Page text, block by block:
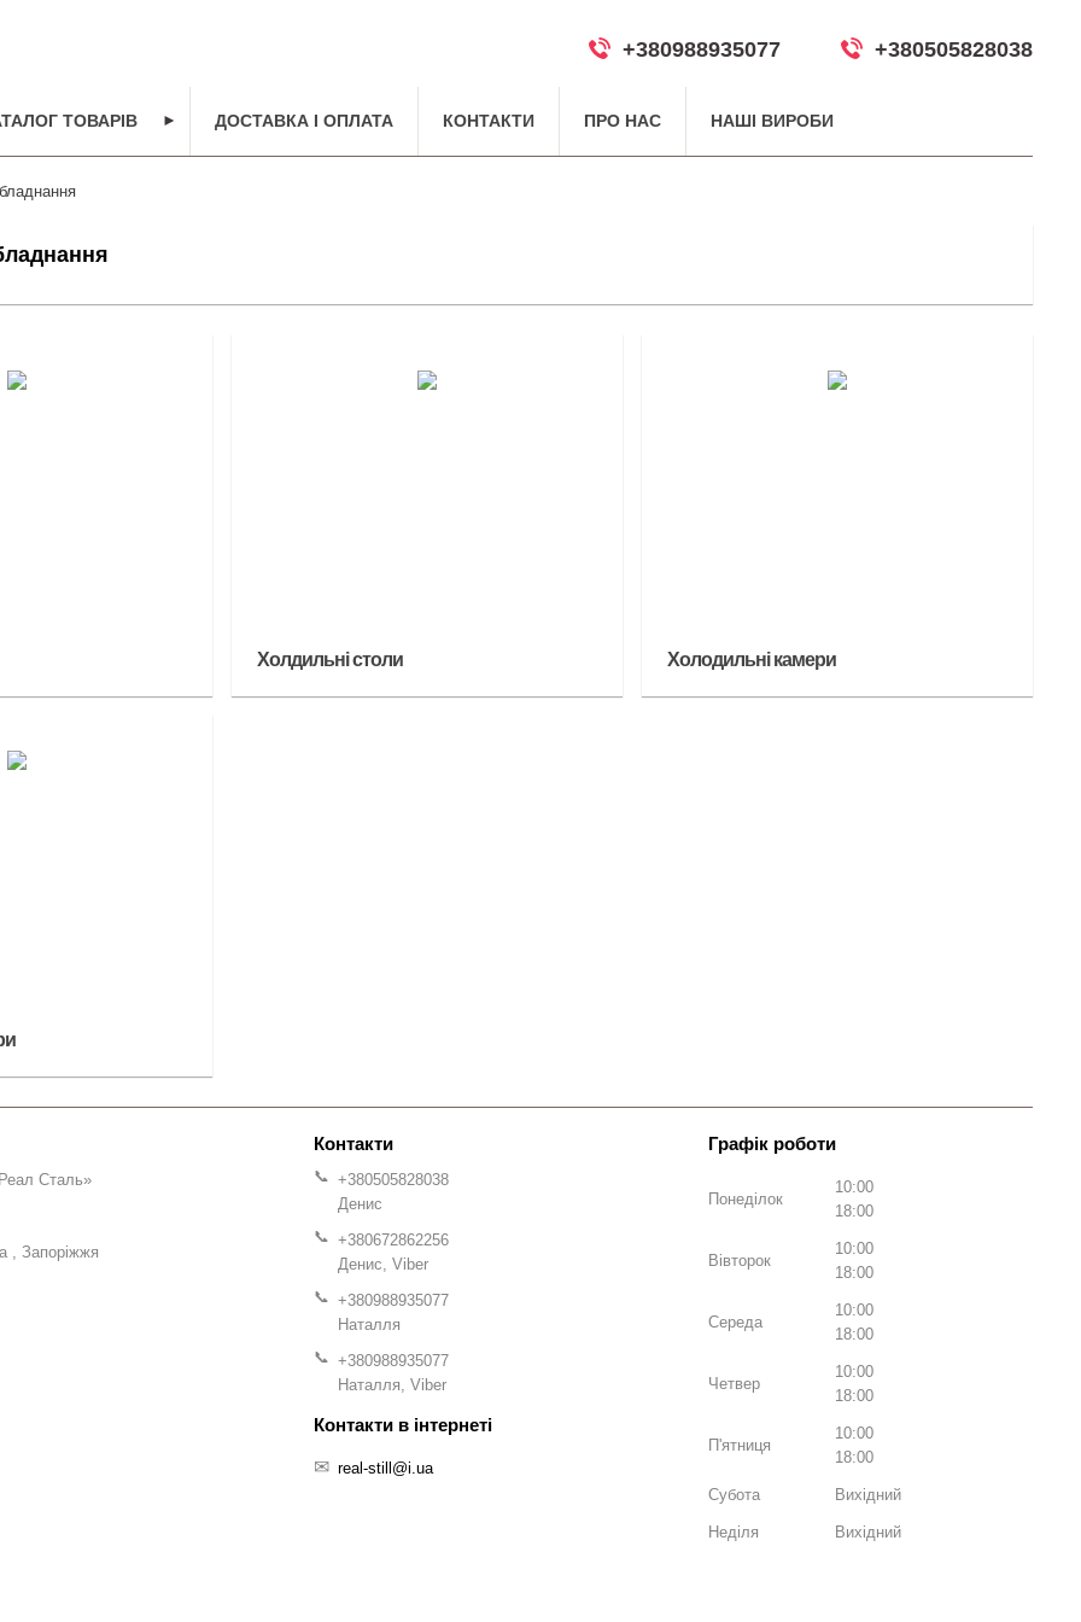
+380505828038
+380988935077
ТОВАРІВ ► ДОСТАВКА І ОПЛАТА КОНТАКТИ ПРО НАС НАШІ ВИРОБИ
Холдильні столи Холодильні камери
Сталь»
Запоріжжя
+380505828038
Денис
+380672862256
Денис, Viber
+380988935077
Наталля
+380988935077
Наталля, Viber
real-still@i.ua
Понеділок
10:00
18:00
Вівторок
10:00
18:00
Середа
10:00
18:00
Четвер
10:00
18:00
П'ятниця
10:00
18:00
Субота Вихідний
Неділя Вихідний